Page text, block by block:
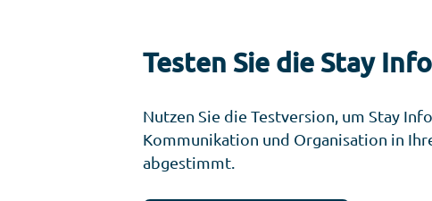
Testen Sie die Stay
Nutzen Sie die Testversion, um Stay
Kommunikation und Organisation in
abgestimmt.